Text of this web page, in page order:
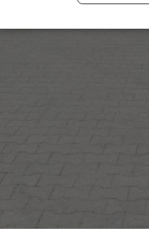
Wydajność